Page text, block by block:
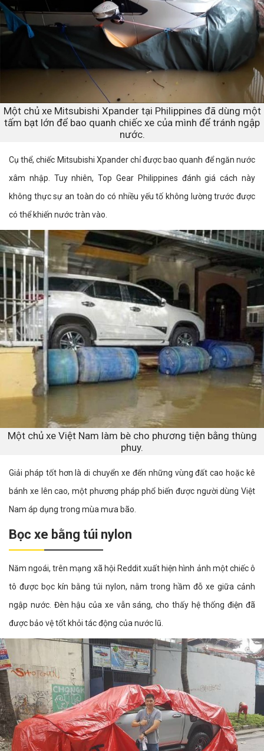
Một chủ xe Mitsubishi Xpander tại Philippines đã dùng một
tấm bạt lớn để bao quanh chiếc xe của mình để tránh ngập
nước.
Cụ thể, chiếc Mitsubishi Xpander chỉ được bao quanh để ngăn nước
xâm nhập. Tuy nhiên, Top Gear Philippines đánh giá cách này
không thực sự an toàn do có nhiều yếu tố không lường trước được
có thể khiến nước tràn vào.
Một chủ xe Việt Nam làm bè cho phương tiện bằng thùng
phuy.
Giải pháp tốt hơn là di chuyển xe đến những vùng đất cao hoặc kê
bánh xe lên cao, một phương pháp phổ biến được người dùng Việt
Nam áp dụng trong mùa mưa bão.
Bọc xe bằng túi nylon
Năm ngoái, trên mạng xã hội Reddit xuất hiện hình ảnh một chiếc ô
tô được bọc kín bằng túi nylon, nằm trong hầm đỗ xe giữa cảnh
ngập nước. Đèn hậu của xe vẫn sáng, cho thấy hệ thống điện đã
được bảo vệ tốt khỏi tác động của nước lũ.